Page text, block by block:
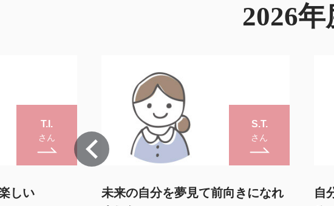
2026
S.T.
さん
向きになれ
櫻井 洋子
さん
自分のペースで無理なく進められ
親